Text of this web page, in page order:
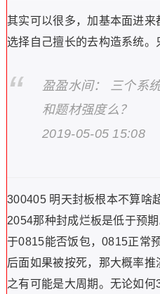
其实可以很多，加基本面进来
选择自己擅长的去构造系统
盈盈水间： 三个系
和题材强度么？
2019-05-05 15:08
300405 明天封板根本不算啥
2054那种封成烂板是低于预
于0815能否饭包，0815正常
后面如果被按死，那大概率
之有可能是大周期。无论如